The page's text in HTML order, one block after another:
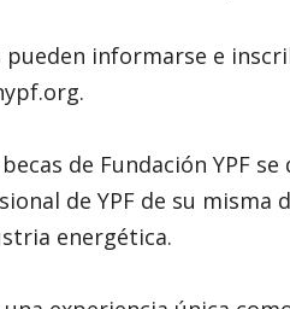
pueden informarse e
de Fundación YPF
de YPF de su
energética.